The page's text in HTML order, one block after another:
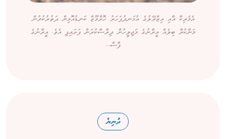
އެމެރިކާ އާއި އިޒްރޭލުގެ އުޅަނދުފަހަރު ހޮރްމޫޒް ކަނޑުއޮޅިން ދަތުރުކުރުން
މަނާކުރާ ބިލެއް އީރާނުގެ މަޖިލީހުން ދިރާސާކުރަން ފަށައިފި އެވެ. އީރާނުގެ
ފާސް...
ދުނިޔެ